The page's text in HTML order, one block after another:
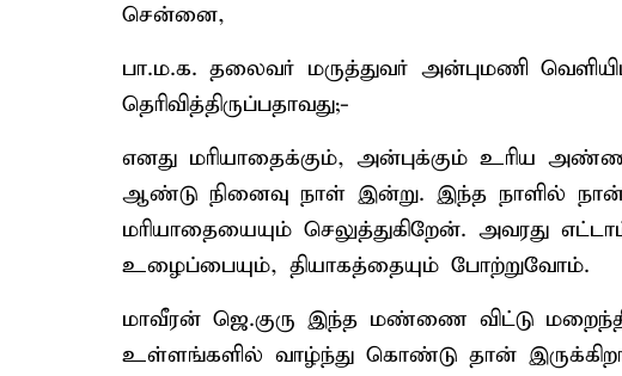
சென்னை,
பா.ம.க. தலைவர் மருத்துவர் அன்புமணி
தெரிவித்திருப்பதாவது;-
எனது மரியாதைக்கும், அன்புக்கும் உரிய
ஆண்டு நினைவு நாள் இன்று. இந்த நாளில்
மரியாதையையும் செலுத்துகிறேன். அவரது
உழைப்பையும், தியாகத்தையும் போற்றுவோம்.
மாவீரன் ஜெ.குரு இந்த மண்ணை விட்டு
உள்ளங்களில் வாழ்ந்து கொண்டு தான்